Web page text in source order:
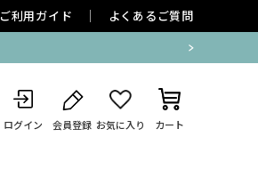
ご利用ガイド よくあるご質問
ログイン 会員登録 お気に入り カート